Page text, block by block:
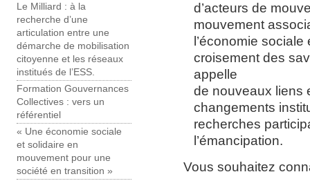
Le Milliard : à la
recherche d’une
articulation entre une
démarche de mobilisation
citoyenne et les réseaux
institués de l’ESS.
Formation Gouvernances
Collectives : vers un
référentiel
« Une économie sociale
et solidaire en
mouvement pour une
société en transition »
d’acteurs de
mouvement
l’économie
croisement des
appelle
de nouveaux liens
changements
recherches
l’émancipation.
Vous souhaitez